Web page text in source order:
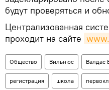
будут проверяться и
Централизованная
проходит на сайте
Общество Вильнюс Валдас
регистрация школа